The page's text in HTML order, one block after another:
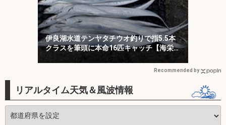
伊良湖水道テンヤタチウオ釣りで指5.5本
クラスを筆頭に本命16匹キャッチ【海栄
Recommended by
リアルタイム天気＆風波情報